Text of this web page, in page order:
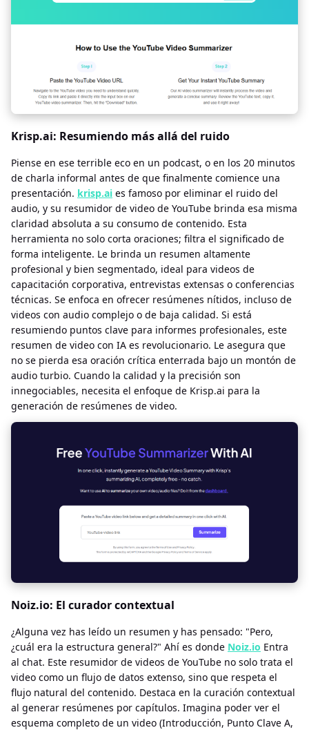
Krisp.ai: Resumiendo más allá del ruido
Piense en ese terrible eco en un podcast, o en los 20 minutos
de charla informal antes de que finalmente comience una
presentación. krisp.ai es famoso por eliminar el ruido del
audio, y su resumidor de video de YouTube brinda esa misma
claridad absoluta a su consumo de contenido. Esta
herramienta no solo corta oraciones; filtra el significado de
forma inteligente. Le brinda un resumen altamente
profesional y bien segmentado, ideal para videos de
capacitación corporativa, entrevistas extensas o conferencias
técnicas. Se enfoca en ofrecer resúmenes nítidos, incluso de
videos con audio complejo o de baja calidad. Si está
resumiendo puntos clave para informes profesionales, este
resumen de video con IA es revolucionario. Le asegura que
no se pierda esa oración crítica enterrada bajo un montón de
audio turbio. Cuando la calidad y la precisión son
innegociables, necesita el enfoque de Krisp.ai para la
generación de resúmenes de video.
Noiz.io: El curador contextual
¿Alguna vez has leído un resumen y has pensado: "Pero,
¿cuál era la estructura general?" Ahí es donde Noiz.io Entra
al chat. Este resumidor de videos de YouTube no solo trata el
video como un flujo de datos extenso, sino que respeta el
flujo natural del contenido. Destaca en la curación contextual
al generar resúmenes por capítulos. Imagina poder ver el
esquema completo de un video (Introducción, Punto Clave A,